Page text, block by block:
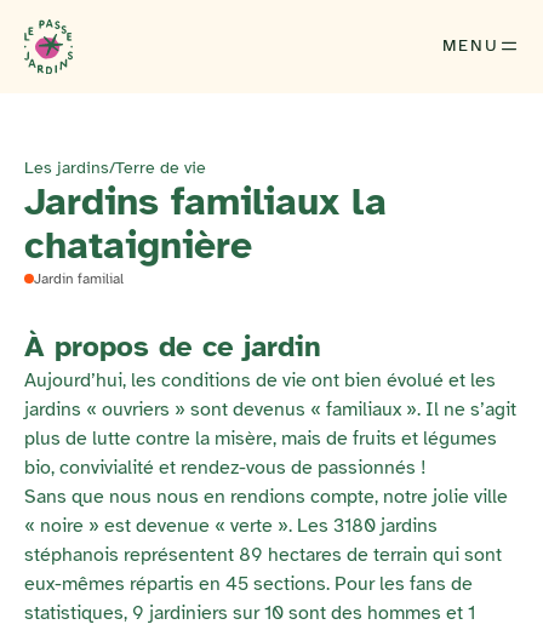
MENU
Les jardins/Terre de vie
Jardins familiaux la
chataignière
Jardin familial
À propos de ce jardin
Aujourd’hui, les conditions de vie ont bien évolué et les
jardins « ouvriers » sont devenus « familiaux ». Il ne s’agit
plus de lutte contre la misère, mais de fruits et légumes
bio, convivialité et rendez-vous de passionnés !
Sans que nous nous en rendions compte, notre jolie ville
« noire » est devenue « verte ». Les 3180 jardins
stéphanois représentent 89 hectares de terrain qui sont
eux-mêmes répartis en 45 sections. Pour les fans de
statistiques, 9 jardiniers sur 10 sont des hommes et 1